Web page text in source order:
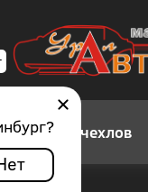
?
авточехлов